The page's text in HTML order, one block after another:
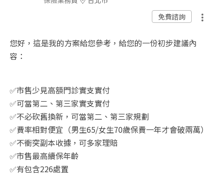
免費諮詢
您好，這是我的方案給您參考，給您的一份初步建議內
容：
✅市售少見高額門診實支實付
✅可當第二、第三家實支實付
✅不必砍舊換新，可當第二、第三家規劃
✅費率相對便宜（男生65/女生70歲保費一年才會破兩萬）
✅不衝突副本收據，可多家理賠
✅市售最高續保年齡
✅有包含226處置